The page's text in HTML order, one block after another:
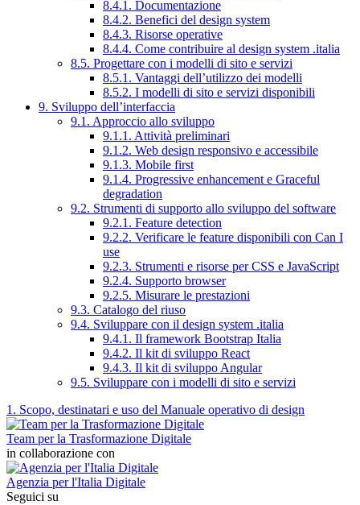
8.4.1. Documentazione
8.4.2. Benefici del design system
8.4.3. Risorse operative
8.4.4. Come contribuire al design system .italia
8.5. Progettare con i modelli di sito e servizi
8.5.1. Vantaggi dell’utilizzo dei modelli
8.5.2. I modelli di sito e servizi disponibili
9. Sviluppo dell’interfaccia
9.1. Approccio allo sviluppo
9.1.1. Attività preliminari
9.1.2. Web design responsivo e accessibile
9.1.3. Mobile first
9.1.4. Progressive enhancement e Graceful
degradation
9.2. Strumenti di supporto allo sviluppo del software
9.2.1. Feature detection
9.2.2. Verificare le feature disponibili con Can I
use
9.2.3. Strumenti e risorse per CSS e JavaScript
9.2.4. Supporto browser
9.2.5. Misurare le prestazioni
9.3. Catalogo del riuso
9.4. Sviluppare con il design system .italia
9.4.1. Il framework Bootstrap Italia
9.4.2. Il kit di sviluppo React
9.4.3. Il kit di sviluppo Angular
9.5. Sviluppare con i modelli di sito e servizi
1. Scopo, destinatari e uso del Manuale operativo di design
Team per la Trasformazione Digitale
in collaborazione con
Agenzia per l'Italia Digitale
Seguici su